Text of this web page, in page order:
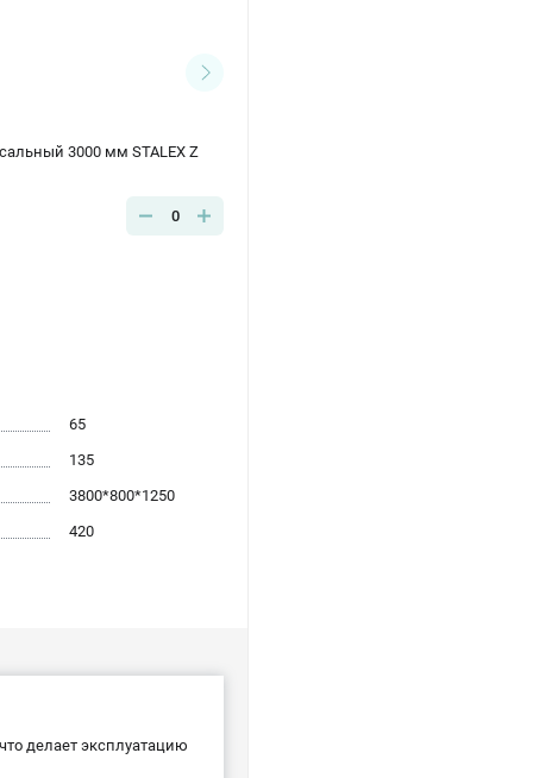
3000 мм STALEX Z
0
65
135
3800*800*1250
420
делает эксплуатацию